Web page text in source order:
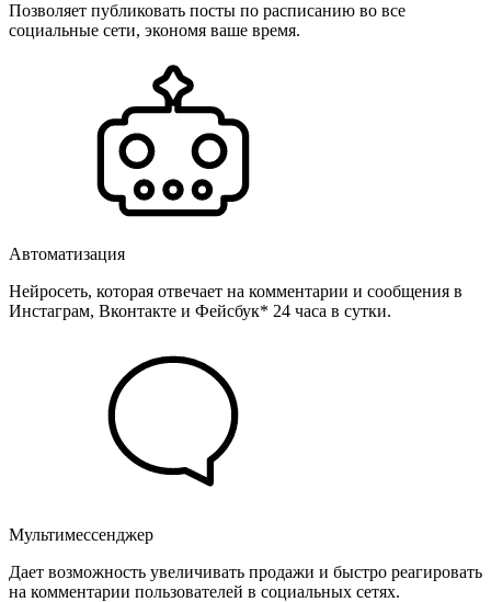
Позволяет публиковать посты по расписанию во все
социальные сети, экономя ваше время.
Автоматизация
Нейросеть, которая отвечает на комментарии и сообщения в
Инстаграм, Вконтакте и Фейсбук* 24 часа в сутки.
Мультимессенджер
Дает возможность увеличивать продажи и быстро реагировать
на комментарии пользователей в социальных сетях.